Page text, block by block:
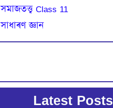
সমাজতত্ত্ব Class 11
সাধাৰণ জ্ঞান
Latest Posts